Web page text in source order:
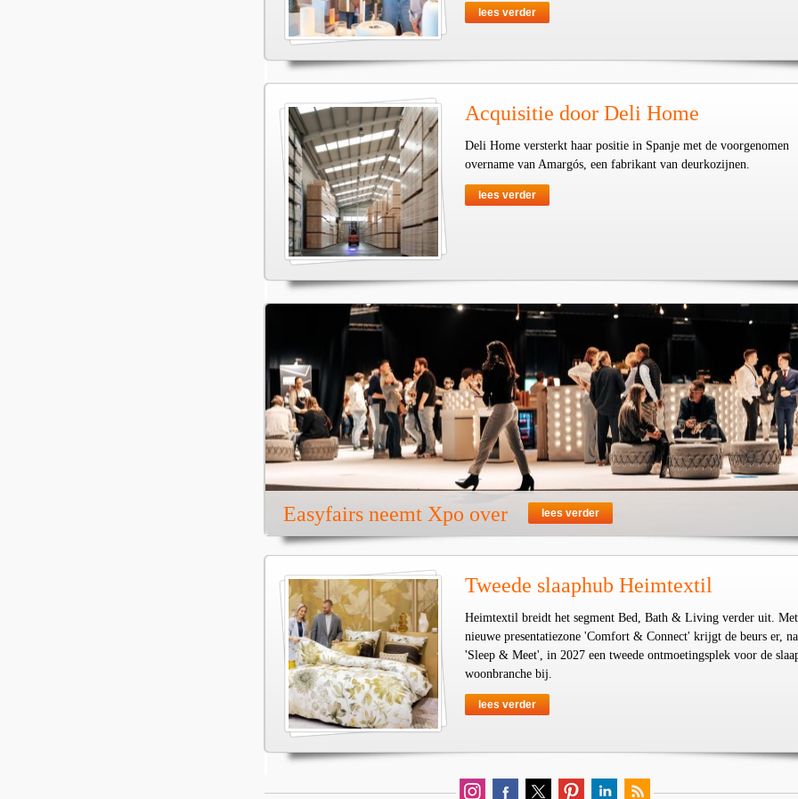
lees verder
Acquisitie door Deli Home
Deli Home versterkt haar positie in Spanje met de voorgenomen
overname van Amargós, een fabrikant van deurkozijnen.
lees verder
Easyfairs neemt Xpo over lees verder
Tweede slaaphub Heimtextil
Heimtextil breidt het segment Bed, Bath & Living verder uit.
nieuwe presentatiezone 'Comfort & Connect' krijgt de beurs er,
'Sleep & Meet', in 2027 een tweede ontmoetingsplek voor de
woonbranche bij.
lees verder